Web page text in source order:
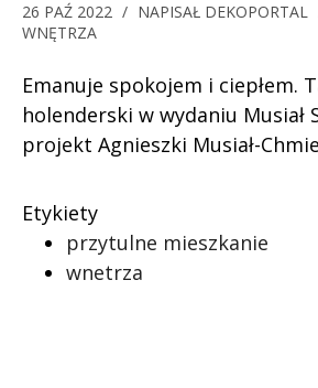
26 PAŹ 2022 / NAPISAŁ DEKOPORTAL
WNĘTRZA
Emanuje spokojem i ciepłem.
holenderski w wydaniu Musiał
projekt Agnieszki Musiał-
Etykiety
przytulne mieszkanie
wnetrza